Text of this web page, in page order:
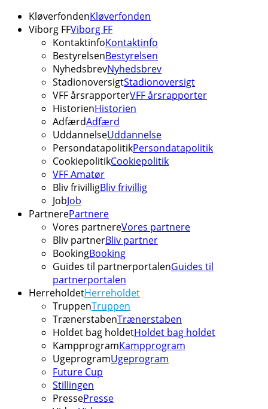
KløverfondenKløverfonden
Viborg FFViborg FF
KontaktinfoKontaktinfo
BestyrelsenBestyrelsen
NyhedsbrevNyhedsbrev
StadionoversigtStadionoversigt
VFF årsrapporterVFF årsrapporter
HistorienHistorien
AdfærdAdfærd
UddannelseUddannelse
PersondatapolitikPersondatapolitik
CookiepolitikCookiepolitik
VFF Amatør
Bliv frivilligBliv frivillig
JobJob
PartnerePartnere
Vores partnereVores partnere
Bliv partnerBliv partner
BookingBooking
Guides til partnerportalenGuides til
partnerportalen
HerreholdetHerreholdet
TruppenTruppen
TrænerstabenTrænerstaben
Holdet bag holdetHoldet bag holdet
KampprogramKampprogram
UgeprogramUgeprogram
Future Cup
Stillingen
PressePresse